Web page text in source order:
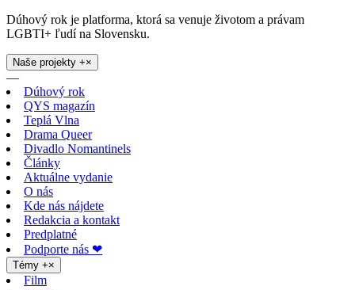
Dúhový rok je platforma, ktorá sa venuje životom a právam
LGBTI+ ľudí na Slovensku.
Naše projekty +×
—
Dúhový rok
QYS magazín
Teplá Vlna
Drama Queer
Divadlo Nomantinels
Články
Aktuálne vydanie
O nás
Kde nás nájdete
Redakcia a kontakt
Predplatné
Podporte nás ❤
Témy +×
Film